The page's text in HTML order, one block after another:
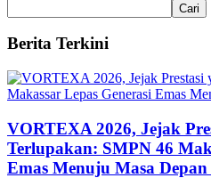
Cari
Berita Terkini
VORTEXA 2026, Jejak
Terlupakan: SMPN 46
Emas Menuju Masa